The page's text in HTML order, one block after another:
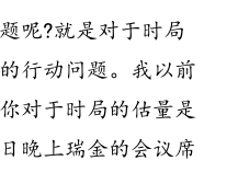
呢?就是对于时局
行动问题。我以前
对于时局的估量是
晚上瑞金的会议席